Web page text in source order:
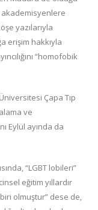
akademisyenlere
yazılarıyla
erişim hakkıyla
“homofobik
Çapa Tıp
ve
Eylül ayında da
“LGBT lobileri”
eğitim yıllardır
olmuştur” dese de,